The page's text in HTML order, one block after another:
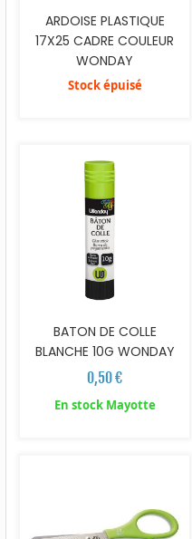
ARDOISE PLASTIQUE
17X25 CADRE COULEUR
WONDAY
Stock épuisé
BATON DE COLLE
BLANCHE 10G WONDAY
0,50 €
En stock Mayotte